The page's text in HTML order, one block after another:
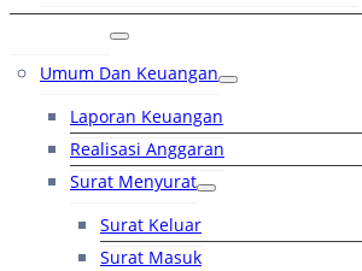
Umum Dan Keuangan
Laporan Keuangan
Realisasi Anggaran
Surat Menyurat
Surat Keluar
Surat Masuk